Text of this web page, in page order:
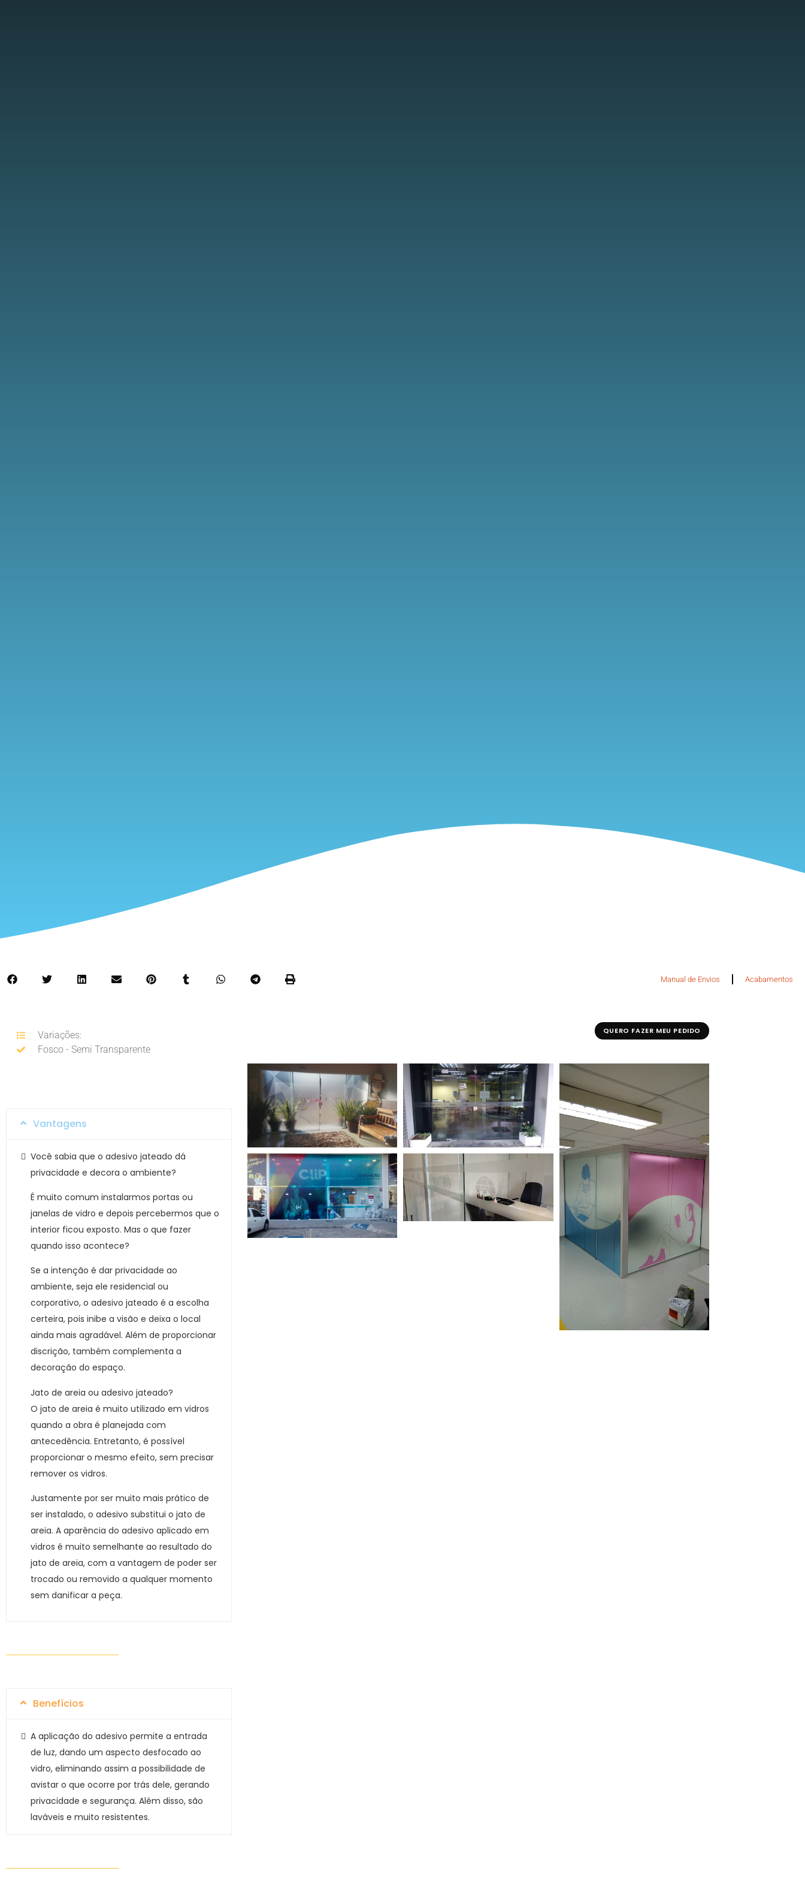
Manual de Envios Acabamentos
Variações:
Fosco - Semi Transparente
Vantagens
Você sabia que o adesivo jateado dá
privacidade e decora o ambiente?
É muito comum instalarmos portas ou
janelas de vidro e depois percebermos que o
interior ficou exposto. Mas o que fazer
quando isso acontece?
Se a intenção é dar privacidade ao
ambiente, seja ele residencial ou
corporativo, o adesivo jateado é a escolha
certeira, pois inibe a visão e deixa o local
ainda mais agradável. Além de proporcionar
discrição, também complementa a
decoração do espaço.
Jato de areia ou adesivo jateado?
O jato de areia é muito utilizado em vidros
quando a obra é planejada com
antecedência. Entretanto, é possível
proporcionar o mesmo efeito, sem precisar
remover os vidros.
Justamente por ser muito mais prático de
ser instalado, o adesivo substitui o jato de
areia. A aparência do adesivo aplicado em
vidros é muito semelhante ao resultado do
jato de areia, com a vantagem de poder ser
trocado ou removido a qualquer momento
sem danificar a peça.
Benefícios
A aplicação do adesivo permite a entrada
de luz, dando um aspecto desfocado ao
vidro, eliminando assim a possibilidade de
avistar o que ocorre por trás dele, gerando
privacidade e segurança. Além disso, são
laváveis e muito resistentes.
QUERO FAZER MEU PEDIDO